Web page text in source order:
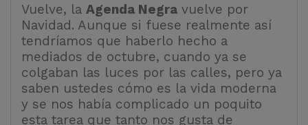
Vuelve, la Agenda Negra vuelve por
Navidad. Aunque si fuese realmente así
tendríamos que haberlo hecho a
mediados de octubre, cuando ya se
colgaban las luces por las calles, pero ya
saben ustedes cómo es la vida moderna
y se nos había complicado un poquito
esta tarea que tanto nos gusta de